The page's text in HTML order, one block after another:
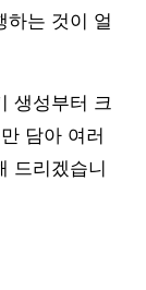
하는 것이 얼
생성부터 크
담아 여러
드리겠습니